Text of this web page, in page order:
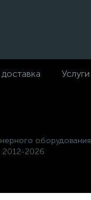
Услуги
оборудования
2012-2026